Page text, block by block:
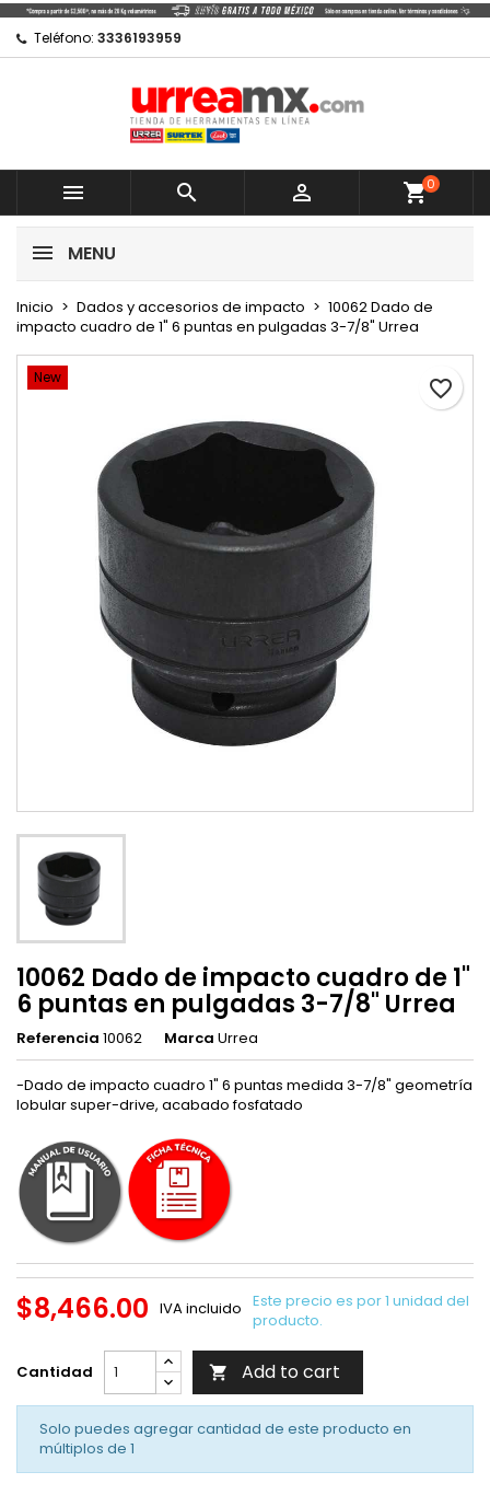
Teléfono: 3336193959
   shopping_cart0
MENU
Inicio Dados y accesorios de impacto
10062 Dado de
impacto cuadro de 1" 6 puntas en pulgadas 3-7/8" Urrea
favorite_border
New
10062 Dado de impacto cuadro de 1"
6 puntas en pulgadas 3-7/8" Urrea
Referencia 10062 Marca Urrea
-Dado de impacto cuadro 1" 6 puntas medida 3-7/8" geometría
lobular super-drive, acabado fosfatado
$8,466.00 IVA incluido Este precio es por 1 unidad del
producto.
Cantidad  Add to cart
Solo puedes agregar cantidad de este producto en
múltiplos de 1
Mi lista de regalos
Crear nueva lista
Crear lista de deseos
Nombre de la lista de deseos
Cancelar
Iniciar sesión
Debe iniciar sesión para guardar productos en su
lista de deseos.
Cancelar
Iniciar sesión